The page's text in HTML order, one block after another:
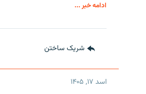
ادامه خبر ...
شریک ساختن
اسد ۱۷, ۱۴۰۵